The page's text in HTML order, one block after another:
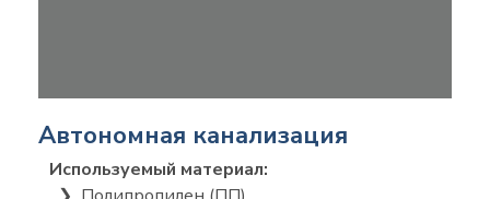
Автономная канализация
Используемый материал: